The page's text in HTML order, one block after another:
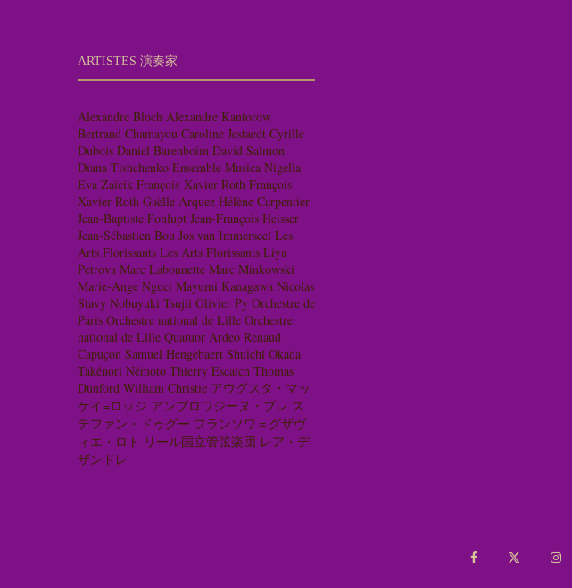
ARTISTES 演奏家
Alexandre Bloch Alexandre Kantorow
Bertrand Chamayou Caroline Jestaedt Cyrille
Dubois Daniel Barenboim David Salmon
Diana Tishchenko Ensemble Musica Nigella
Eva Zaïcik François-Xavier Roth François-
Xavier Roth Gaëlle Arquez Hélène Carpentier
Jean-Baptiste Fonlupt Jean-François Heisser
Jean-Sébastien Bou Jos van Immerseel Les
Arts Florissants Les Arts Florissants Liya
Petrova Marc Labonnette Marc Minkowski
Marie-Ange Nguci Mayumi Kanagawa Nicolas
Stavy Nobuyuki Tsujii Olivier Py Orchestre de
Paris Orchestre national de Lille Orchestre
national de Lille Quatuor Ardeo Renaud
Capuçon Samuel Hengebaert Shuichi Okada
Takénori Némoto Thierry Escaich Thomas
Dunford William Christie アウグスタ・マッ
ケイ=ロッジ アンブロワジーヌ・ブレ ス
テファン・ドゥグー フランソワ＝グザヴ
ィエ・ロト リール国立管弦楽団 レア・デ
ザンドレ